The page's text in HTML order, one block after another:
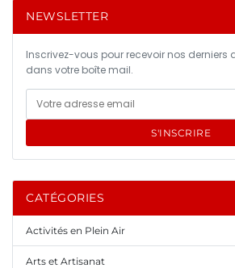
NEWSLETTER
Inscrivez-vous pour recevoir nos derniers
dans votre boîte mail.
S'INSCRIRE
CATÉGORIES
Activités en Plein Air
Arts et Artisanat